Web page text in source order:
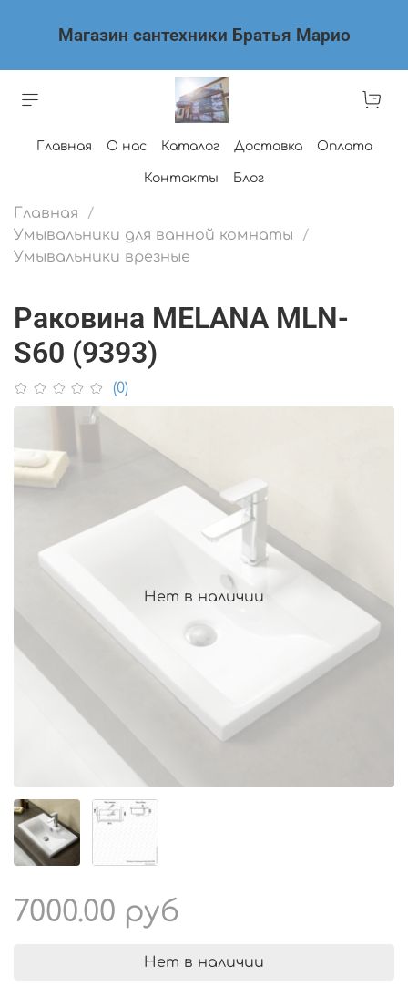
Магазин сантехники Братья Марио
Главная О нас Каталог Доставка Оплата
Контакты Блог
Главная
Умывальники для ванной комнаты
Умывальники врезные
Раковина MELANA MLN-
S60 (9393)
(0)
Нет в наличии
7000.00 руб
Нет в наличии